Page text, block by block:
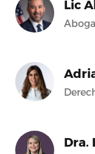
Lic
Dra.